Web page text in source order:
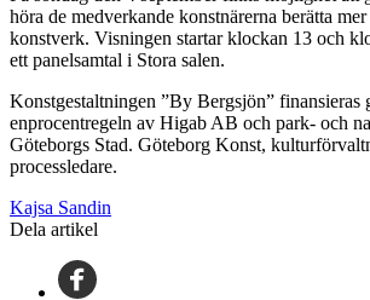
höra de medverkande konstnärerna berätta
konstverk. Visningen startar klockan 13 och
ett panelsamtal i Stora salen.
Konstgestaltningen ”By Bergsjön” finansieras
enprocentregeln av Higab AB och park- och
Göteborgs Stad. Göteborg Konst,
processledare.
Kajsa Sandin
Dela artikel